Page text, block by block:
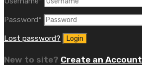
Password*
Lost password?
New to site? Create an Account